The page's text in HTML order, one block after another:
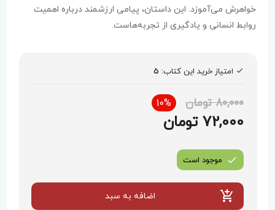
خواهرش می‌آموزد. این داستان، پیامی ارزشمند درباره اهمیت
روابط انسانی و یادگیری از تجربه‌هاست.
امتیاز خرید این کتاب: 5
80,000 تومان 10%
72,000 تومان
موجود است
اضافه به سبد